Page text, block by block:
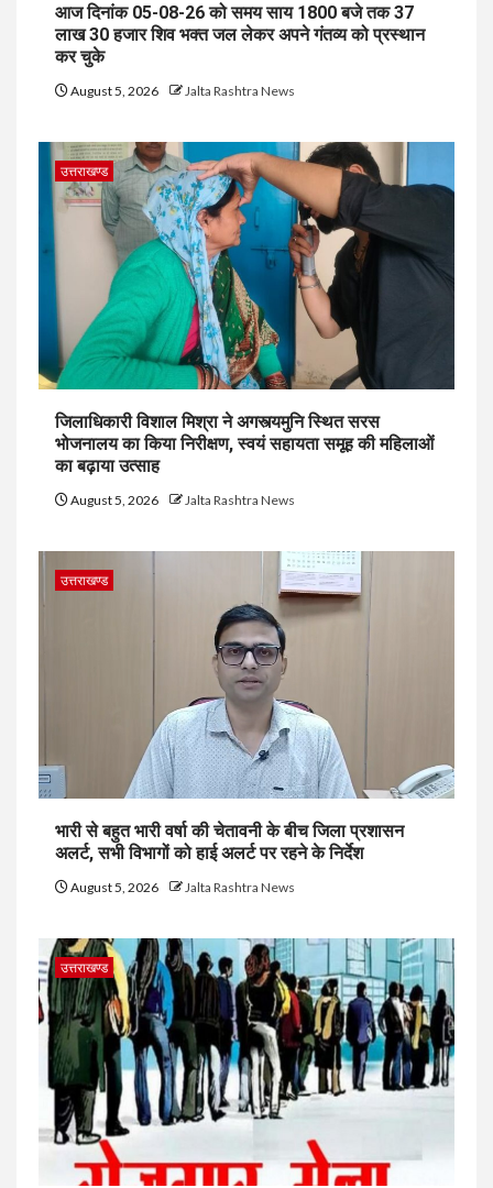
आज दिनांक 05-08-26 को समय साय 1800 बजे तक 37
लाख 30 हजार शिव भक्त जल लेकर अपने गंतव्य को प्रस्थान
कर चुके
August 5, 2026 Jalta Rashtra News
उत्तराखण्ड
जिलाधिकारी विशाल मिश्रा ने अगस्त्यमुनि स्थित सरस
भोजनालय का किया निरीक्षण, स्वयं सहायता समूह की महिलाओं
का बढ़ाया उत्साह
August 5, 2026 Jalta Rashtra News
उत्तराखण्ड
भारी से बहुत भारी वर्षा की चेतावनी के बीच जिला प्रशासन
अलर्ट, सभी विभागों को हाई अलर्ट पर रहने के निर्देश
August 5, 2026 Jalta Rashtra News
उत्तराखण्ड